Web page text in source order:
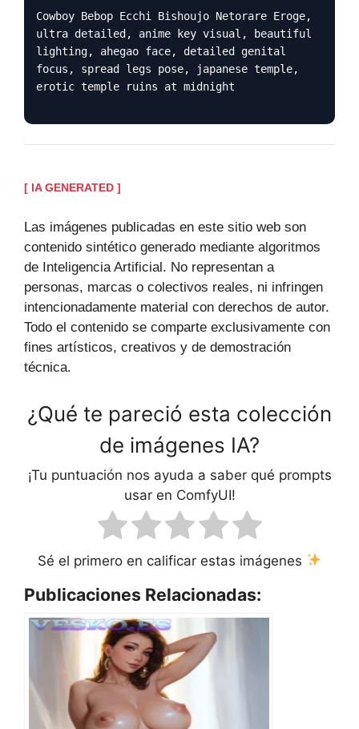
Cowboy Bebop Ecchi Bishoujo Netorare Eroge,
ultra detailed, anime key visual, beautiful
lighting, ahegao face, detailed genital
focus, spread legs pose, japanese temple,
erotic temple ruins at midnight
[ IA GENERATED ]
Las imágenes publicadas en este sitio web son
contenido sintético generado mediante algoritmos
de Inteligencia Artificial. No representan a
personas, marcas o colectivos reales, ni infringen
intencionadamente material con derechos de autor.
Todo el contenido se comparte exclusivamente con
fines artísticos, creativos y de demostración
técnica.
¿Qué te pareció esta colección
de imágenes IA?
¡Tu puntuación nos ayuda a saber qué prompts
usar en ComfyUI!
Sé el primero en calificar estas imágenes
Publicaciones Relacionadas: